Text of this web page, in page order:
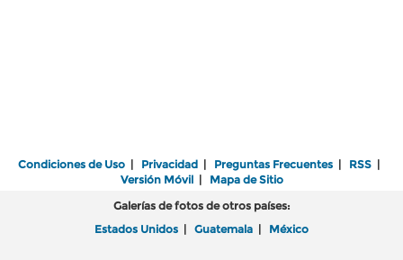
Condiciones de Uso | Privacidad | Preguntas Frecuentes | RSS |
Versión Móvil| Mapa de Sitio
Galerías de fotos de otros países:
Estados Unidos | Guatemala | México